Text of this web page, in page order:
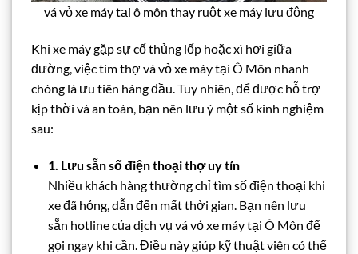
vá vỏ xe máy tại ô môn thay ruột xe máy lưu động
Khi xe máy gặp sự cố thủng lốp hoặc xì hơi giữa
đường, việc tìm thợ vá vỏ xe máy tại Ô Môn nhanh
chóng là ưu tiên hàng đầu. Tuy nhiên, để được hỗ trợ
kịp thời và an toàn, bạn nên lưu ý một số kinh nghiệm
sau:
1. Lưu sẵn số điện thoại thợ uy tín
Nhiều khách hàng thường chỉ tìm số điện thoại khi
xe đã hỏng, dẫn đến mất thời gian. Bạn nên lưu
sẵn hotline của dịch vụ vá vỏ xe máy tại Ô Môn để
gọi ngay khi cần. Điều này giúp kỹ thuật viên có thể